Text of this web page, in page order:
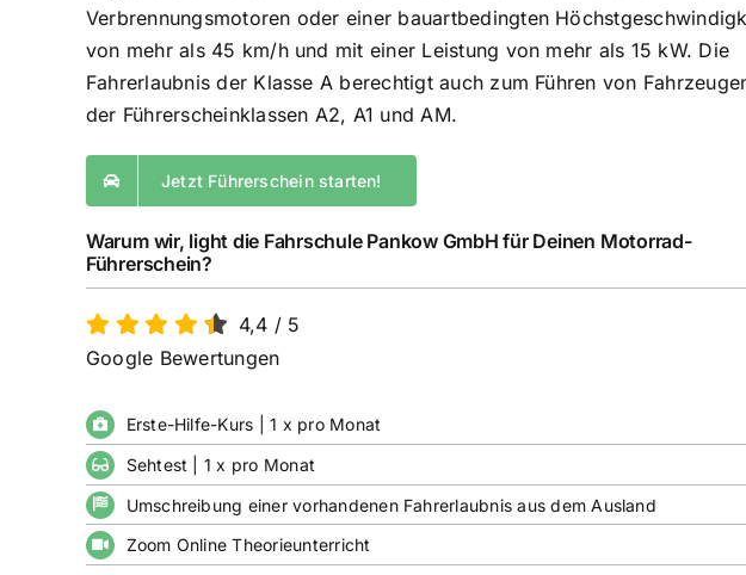
Verbrennungsmotoren oder einer bauartbedingten
von mehr als 45 km/h und mit einer Leistung von mehr als 15 kW. Die
Fahrerlaubnis der Klasse A berechtigt auch zum Führen von
der Führerscheinklassen A2, A1 und AM.
Jetzt Führerschein starten!
Warum wir, light die Fahrschule Pankow GmbH für Deinen Motorrad-
Führerschein?
4,4 / 5
Google Bewertungen
Erste-Hilfe-Kurs | 1 x pro Monat
Sehtest | 1 x pro Monat
Umschreibung einer vorhandenen Fahrerlaubnis aus dem Ausland
Zoom Online Theorieunterricht